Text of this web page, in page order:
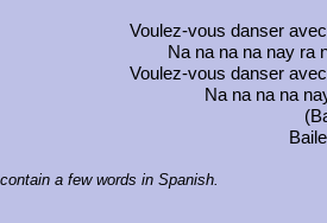
Voulez-vous danser
Na na na na nay ra
Voulez-vous danser
Na na na na
a few words in Spanish.